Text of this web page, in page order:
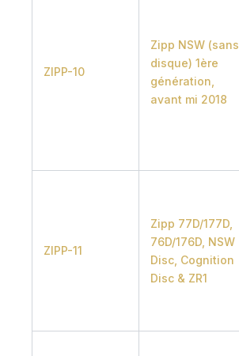
ZIPP-10
Zipp NSW (sans
disque) 1ère
génération,
avant mi 2018
ZIPP-11
Zipp 77D/177D,
76D/176D, NSW
Disc, Cognition
Disc & ZR1